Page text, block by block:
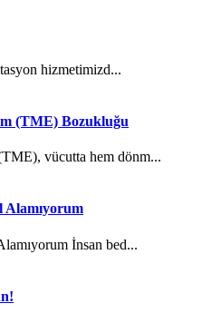
hizmetimizd...
(TME) Bozukluğu
vücutta hem dönm...
Alamıyorum
İnsan bed...